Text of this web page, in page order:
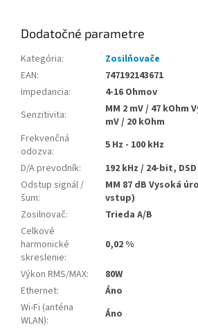
Dodatočné parametre
Kategória:
Zosilňovače
EAN:
747192143671
Impedancia:
4-16 Ohmov
Senzitivita:
MM 2 mV / 47 kOhm
mV / 20 kOhm
Frekvenčná
odozva:
5 Hz - 100 kHz
D/A prevodník:
192 kHz / 24-bit,
Odstup signál /
šum:
MM 87 dB Vysoká
vstup)
Zosilnovač:
Trieda A/B
Celkové
harmonické
skreslenie:
0,02 %
Výkon RMS/MAX:
80W
Ethernet:
Áno
Wi-Fi (anténa
WLAN): Áno